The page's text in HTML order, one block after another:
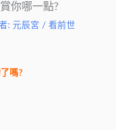
你哪一點?
: 元辰宮 / 看前世
嗎?